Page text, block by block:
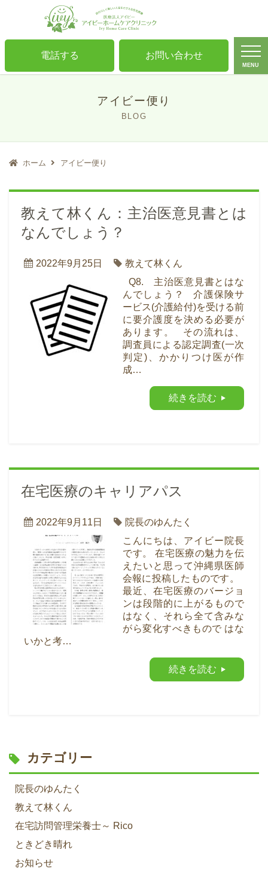
MENU
電話する お問い合わせ
アイビー便り
BLOG
ホーム アイビー便り
教えて林くん：主治医意見書とは
なんでしょう？
2022年9月25日
教えて林くん
Q8. 主治医意見書とはな
んでしょう？ 介護保険サ
ービス(介護給付)を受ける前
に要介護度を決める必要が
あります。 その流れは、
調査員による認定調査(一次
判定)、かかりつけ医が作
成…
続きを読む
在宅医療のキャリアパス
2022年9月11日
院長のゆんたく
こんにちは、アイビー院長
です。 在宅医療の魅力を伝
えたいと思って沖縄県医師
会報に投稿したものです。
最近、在宅医療のバージョ
ンは段階的に上がるもので
はなく、それら全て含みな
がら変化すべきもので はな
いかと考…
続きを読む
カテゴリー
院長のゆんたく
教えて林くん
在宅訪問管理栄養士～ Rico
ときどき晴れ
お知らせ